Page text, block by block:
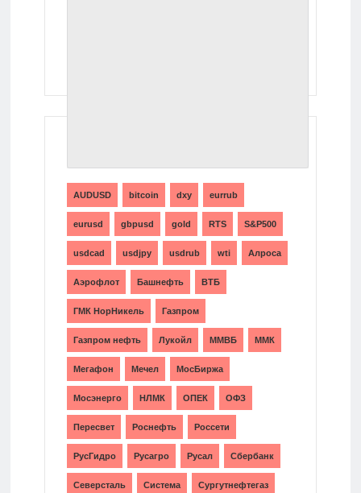
AUDUSD bitcoin dxy eurrub
eurusd gbpusd gold RTS S&P500
usdcad usdjpy usdrub wti Алроса
Аэрофлот Башнефть ВТБ
ГМК НорНикель Газпром
Газпром нефть Лукойл ММВБ ММК
Мегафон Мечел МосБиржа
Мосэнерго НЛМК ОПЕК ОФЗ
Пересвет Роснефть Россети
РусГидро Русагро Русал Сбербанк
Северсталь Система Сургутнефтегаз